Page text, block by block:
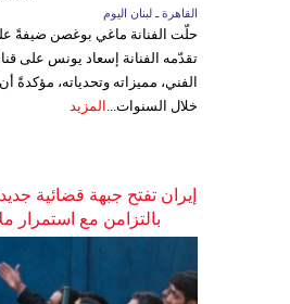
القاهرة ـ لبنان اليوم
حلّت الفنانة ماغي بوغصن ضيفةً
الفني، مميزاته وتحدياته، مؤكدةً
خلال السنوات... المزيد
إيران تفتح جبهة قضائية
بالتزامن مع استمرار